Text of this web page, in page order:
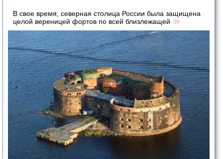
В свое время, северная столица России была защищена
целой вереницей фортов по всей близлежащей